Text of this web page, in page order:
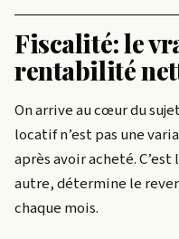
Fiscalité: le
rentabilité
On arrive au cœur du
locatif n’est pas une
après avoir acheté.
autre, détermine le
chaque mois.